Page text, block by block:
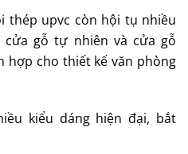
thép upvc còn hội tụ nhiều
gỗ tự nhiên và cửa gỗ
hợp cho thiết kế văn phòng
kiểu dáng hiện đại, bắt